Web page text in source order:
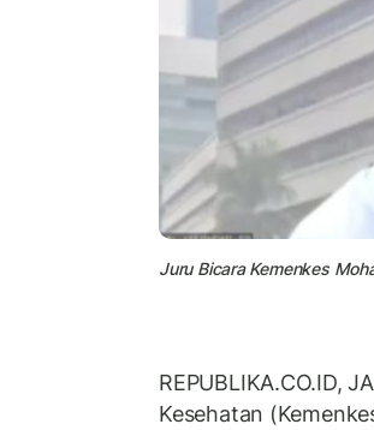
Juru Bicara Kemenkes
REPUBLIKA.CO.ID,
Kesehatan